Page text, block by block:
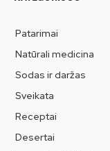
Patarimai
Natūrali medicina
Sodas ir daržas
Sveikata
Receptai
Desertai